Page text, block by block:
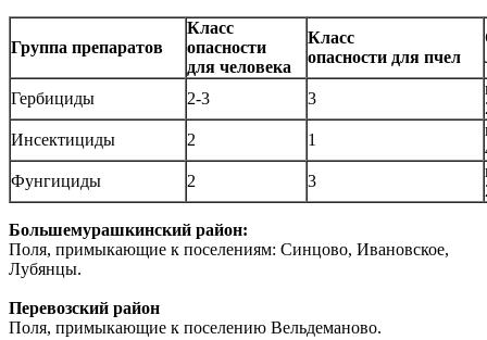
Группа препаратов
Класс
опасности
для человека
Класс
опасности для пчел
Гербициды 2-3 3
Инсектициды
2 1
Фунгициды
2 3
Большемурашкинский район:
Поля, примыкающие к поселениям: Синцово, Ивановское,
Лубянцы.
Перевозский район
Поля, примыкающие к поселению Вельдеманово.